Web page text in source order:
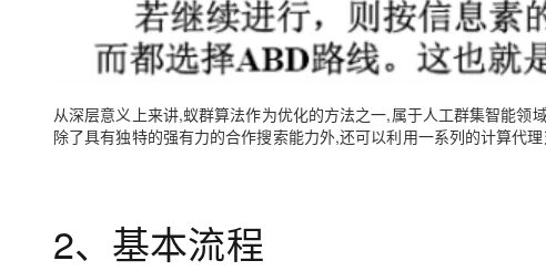
从深层意义上来讲,蚁群算法作为优化的方法之一,属于人工群集智能
除了具有独特的强有力的合作搜索能力外,还可以利用一系列的计算代
2、基本流程